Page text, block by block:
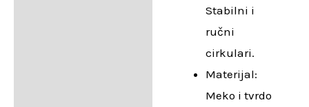
Stabilni i
ručni
cirkulari.
Materijal:
Meko i tvrdo